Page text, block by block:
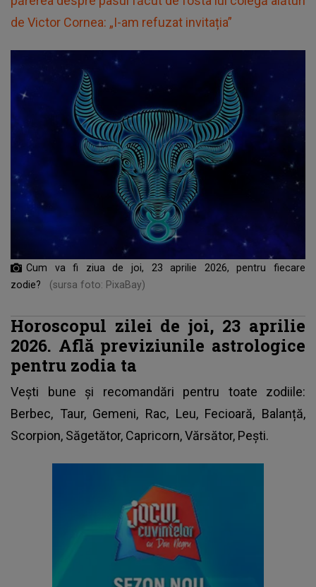
de Victor Cornea: „I-am refuzat invitația”
Cum va fi ziua de joi, 23 aprilie 2026, pentru fiecare
zodie?
(sursa foto: PixaBay)
Horoscopul zilei de joi, 23 aprilie
2026. Află previziunile astrologice
pentru zodia ta
Vești bune și recomandări pentru toate zodiile:
Berbec, Taur, Gemeni, Rac, Leu, Fecioară, Balanță,
Scorpion, Săgetător, Capricorn, Vărsător, Pești.